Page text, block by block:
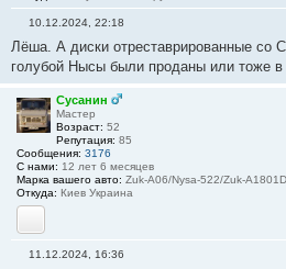
о
б
щ
е
н
и
#
3
7
10.12.2024, 22:18
Лёша. А диски отреставрированные со
голубой Нысы были проданы или тоже в
Сусанин
Мастер
Возраст: 52
Репутация: 85
Сообщения: 3176
С нами: 12 лет 6 месяцев
Марка вашего авто: Zuk-A06/Nysa-522/Zuk-
Откуда: Киев Украина
YouTube
11.12.2024, 16:36